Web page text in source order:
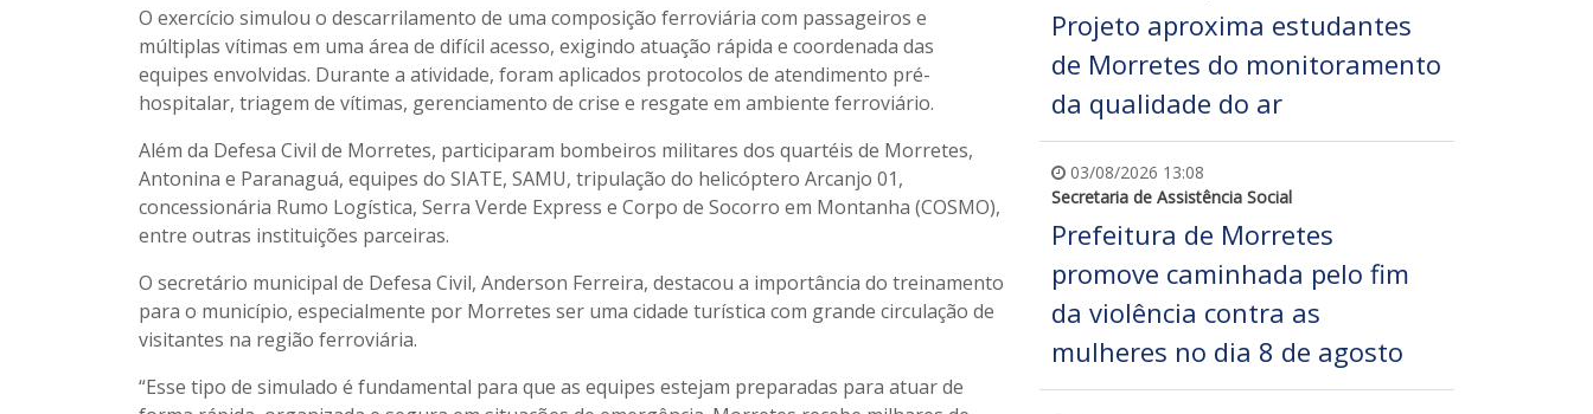
O exercício simulou o descarrilamento de uma composição ferroviária com passageiros e
múltiplas vítimas em uma área de difícil acesso, exigindo atuação rápida e coordenada das
equipes envolvidas. Durante a atividade, foram aplicados protocolos de atendimento pré-
hospitalar, triagem de vítimas, gerenciamento de crise e resgate em ambiente ferroviário.
Além da Defesa Civil de Morretes, participaram bombeiros militares dos quartéis de Morretes,
Antonina e Paranaguá, equipes do SIATE, SAMU, tripulação do helicóptero Arcanjo 01,
concessionária Rumo Logística, Serra Verde Express e Corpo de Socorro em Montanha (COSMO),
entre outras instituições parceiras.
O secretário municipal de Defesa Civil, Anderson Ferreira, destacou a importância do treinamento
para o município, especialmente por Morretes ser uma cidade turística com grande circulação de
visitantes na região ferroviária.
“Esse tipo de simulado é fundamental para que as equipes estejam preparadas para atuar de
Projeto aproxima estudantes
de Morretes do monitoramento
da qualidade do ar
03/08/2026 13:08
Secretaria de Assistência Social
Prefeitura de Morretes
promove caminhada pelo fim
da violência contra as
mulheres no dia 8 de agosto